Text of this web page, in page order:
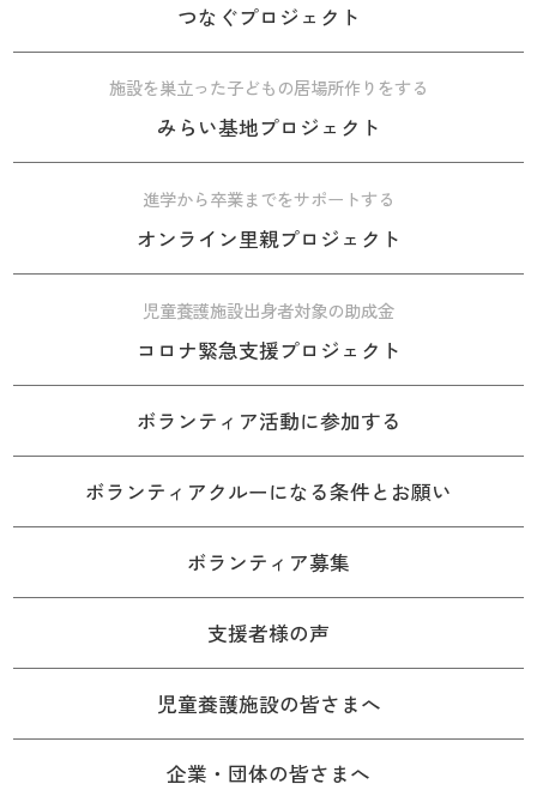
つなぐプロジェクト
施設を巣立った子どもの居場所作りをする
みらい基地プロジェクト
進学から卒業までをサポートする
オンライン里親プロジェクト
児童養護施設出身者対象の助成金
コロナ緊急支援プロジェクト
ボランティア活動に参加する
ボランティアクルーになる条件とお願い
ボランティア募集
支援者様の声
児童養護施設の皆さまへ
企業・団体の皆さまへ